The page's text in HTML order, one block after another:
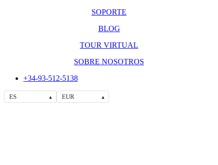
SOPORTE
BLOG
TOUR VIRTUAL
SOBRE NOSOTROS
+34-93-512-5138
ES ▴ EUR ▴